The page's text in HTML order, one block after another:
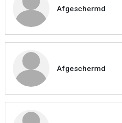
Afgeschermd
Afgeschermd